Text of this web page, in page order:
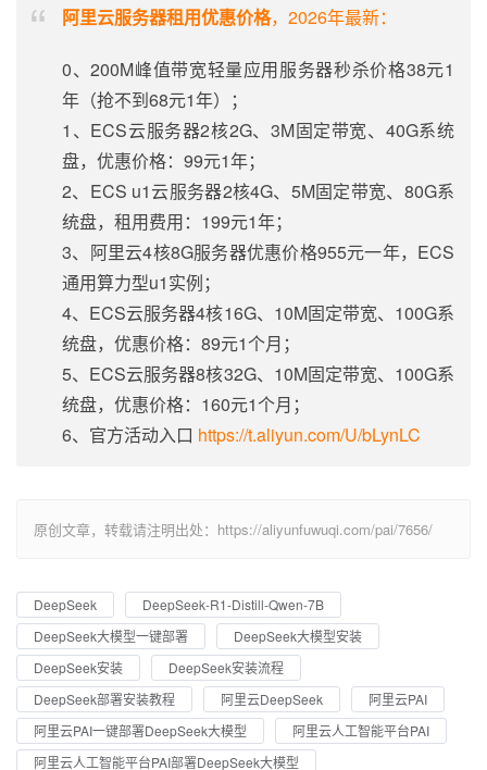
阿里云服务器租用优惠价格，2026年最新：
0、200M峰值带宽轻量应用服务器秒杀价格38元1
年（抢不到68元1年）；
1、ECS云服务器2核2G、3M固定带宽、40G系统
盘，优惠价格：99元1年；
2、ECS u1云服务器2核4G、5M固定带宽、80G系
统盘，租用费用：199元1年；
3、阿里云4核8G服务器优惠价格955元一年，ECS
通用算力型u1实例；
4、ECS云服务器4核16G、10M固定带宽、100G系
统盘，优惠价格：89元1个月；
5、ECS云服务器8核32G、10M固定带宽、100G系
统盘，优惠价格：160元1个月；
6、官方活动入口 https://t.aliyun.com/U/bLynLC
原创文章，转载请注明出处：https://aliyunfuwuqi.com/pai/7656/
DeepSeek
DeepSeek-R1-Distill-Qwen-7B
DeepSeek大模型一键部署
DeepSeek大模型安装
DeepSeek安装
DeepSeek安装流程
DeepSeek部署安装教程
阿里云DeepSeek
阿里云PAI
阿里云PAI一键部署DeepSeek大模型
阿里云人工智能平台PAI
阿里云人工智能平台PAI部署DeepSeek大模型